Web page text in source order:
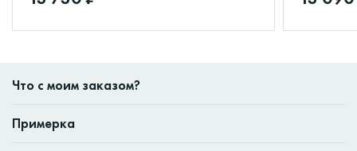
Что с моим заказом?
Примерка